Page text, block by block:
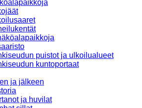
puistot ja ulkoilualueet
kuntoportaat
ja jälkeen
ja huvilat